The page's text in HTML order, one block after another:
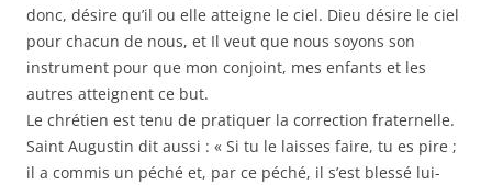
donc, désire qu’il ou elle atteigne le ciel. Dieu désire le ciel
pour chacun de nous, et Il veut que nous soyons son
instrument pour que mon conjoint, mes enfants et les
autres atteignent ce but.
Le chrétien est tenu de pratiquer la correction fraternelle.
Saint Augustin dit aussi : « Si tu le laisses faire, tu es pire ;
il a commis un péché et, par ce péché, il s’est blessé lui-